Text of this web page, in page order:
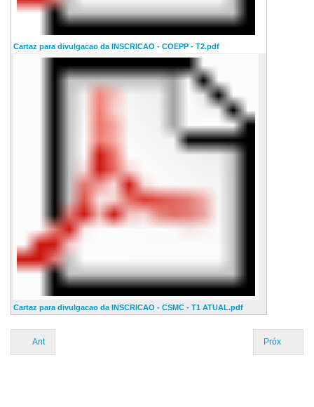
Cartaz para divulgacao da INSCRICAO - COEPP - T2.pdf
Cartaz para divulgacao da INSCRICAO - CSMC - T1 ATUAL.pdf
Ant Próx